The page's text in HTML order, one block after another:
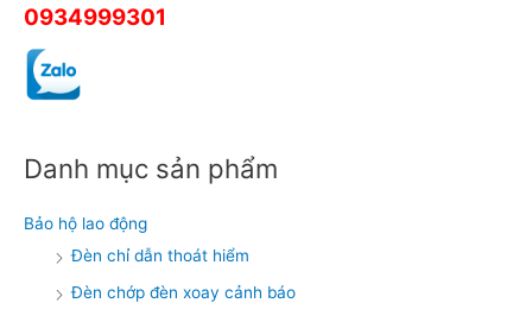
5
s
o
0934999301
Danh mục sản phẩm
Bảo hộ lao động
Đèn chỉ dẫn thoát hiểm
Đèn chớp đèn xoay cảnh báo